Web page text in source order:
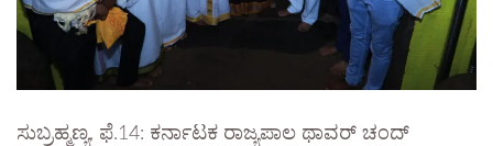
ಸುಬ್ರಹ್ಮಣ್ಯ, ಫೆ.14: ಕರ್ನಾಟಕ ರಾಜ್ಯಪಾಲ ಥಾವರ್ ಚಂದ್